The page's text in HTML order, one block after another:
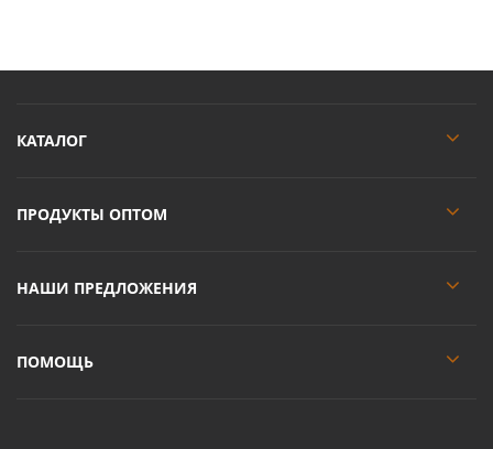
КАТАЛОГ
ПРОДУКТЫ ОПТОМ
НАШИ ПРЕДЛОЖЕНИЯ
ПОМОЩЬ